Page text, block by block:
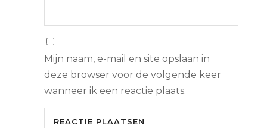
Mijn naam, e-mail en site opslaan in
deze browser voor de volgende keer
wanneer ik een reactie plaats.